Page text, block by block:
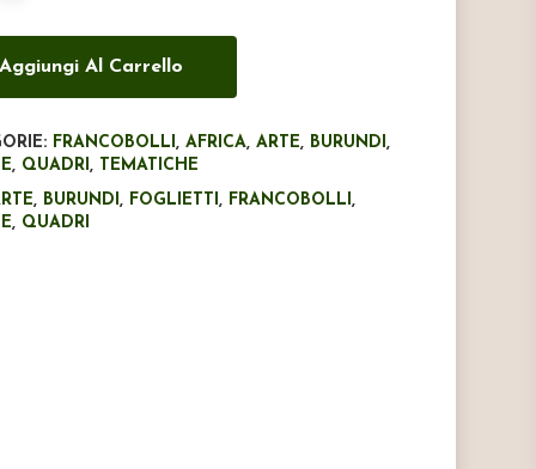
Aggiungi Al Carrello
FRANCOBOLLI,AFRICA,ARTE, BURUNDI,
, QUADRI, TEMATICHE
, BURUNDI, FOGLIETTI, FRANCOBOLLI,
, QUADRI